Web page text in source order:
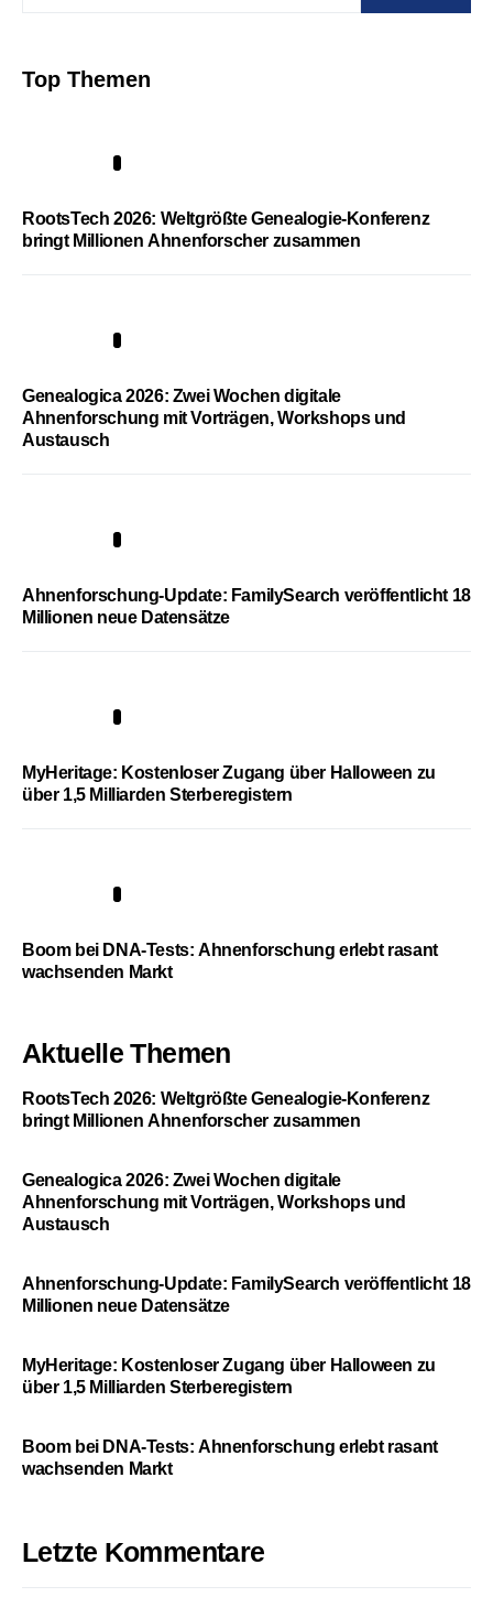
Top Themen
RootsTech 2026: Weltgrößte Genealogie-Konferenz
bringt Millionen Ahnenforscher zusammen
Genealogica 2026: Zwei Wochen digitale
Ahnenforschung mit Vorträgen, Workshops und
Austausch
Ahnenforschung-Update: FamilySearch veröffentlicht 18
Millionen neue Datensätze
MyHeritage: Kostenloser Zugang über Halloween zu
über 1,5 Milliarden Sterberegistern
Boom bei DNA-Tests: Ahnenforschung erlebt rasant
wachsenden Markt
Aktuelle Themen
RootsTech 2026: Weltgrößte Genealogie-Konferenz
bringt Millionen Ahnenforscher zusammen
Genealogica 2026: Zwei Wochen digitale
Ahnenforschung mit Vorträgen, Workshops und
Austausch
Ahnenforschung-Update: FamilySearch veröffentlicht 18
Millionen neue Datensätze
MyHeritage: Kostenloser Zugang über Halloween zu
über 1,5 Milliarden Sterberegistern
Boom bei DNA-Tests: Ahnenforschung erlebt rasant
wachsenden Markt
Letzte Kommentare